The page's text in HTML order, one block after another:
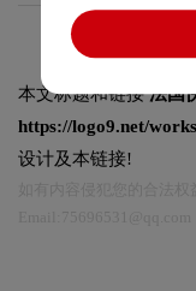
本文标题和链接法国
https://logo9.net/
设计及本链接!